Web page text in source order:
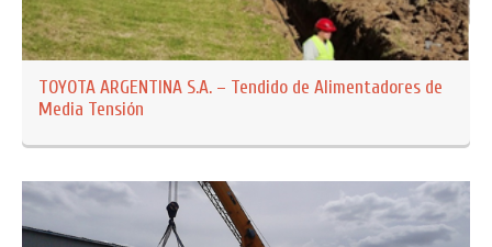
TOYOTA ARGENTINA S.A. – Tendido de Alimentadores de
Media Tensión